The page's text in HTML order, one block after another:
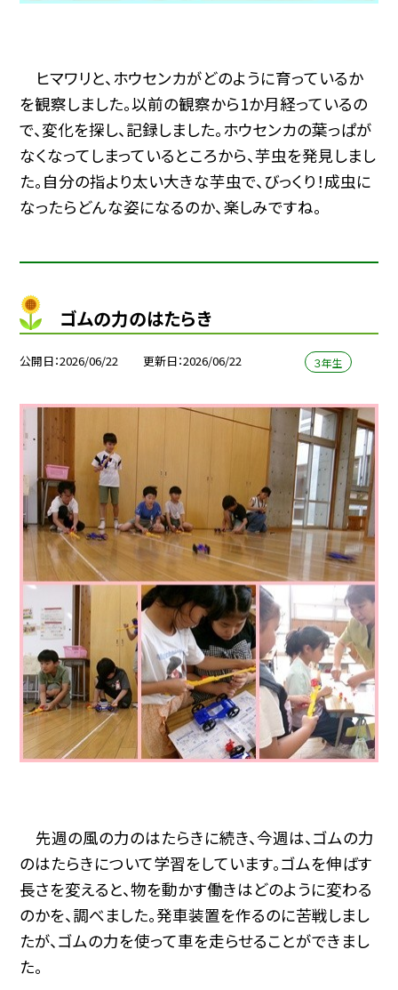
ヒマワリと、ホウセンカがどのように育っているか
を観察しました。以前の観察から1か月経っているの
で、変化を探し、記録しました。ホウセンカの葉っぱが
なくなってしまっているところから、芋虫を発見しまし
た。自分の指より太い大きな芋虫で、びっくり！成虫に
なったらどんな姿になるのか、楽しみですね。
ゴムの力のはたらき
公開日 2026/06/22 更新日 2026/06/22 ３年生
先週の風の力のはたらきに続き、今週は、ゴムの力
のはたらきについて学習をしています。ゴムを伸ばす
長さを変えると、物を動かす働きはどのように変わる
のかを、調べました。発車装置を作るのに苦戦しまし
たが、ゴムの力を使って車を走らせることができまし
た。